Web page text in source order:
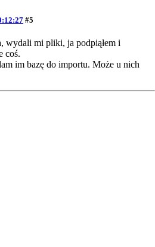
#5
wydali mi pliki, ja podpiąłem i
coś.
im bazę do importu. Może u nich